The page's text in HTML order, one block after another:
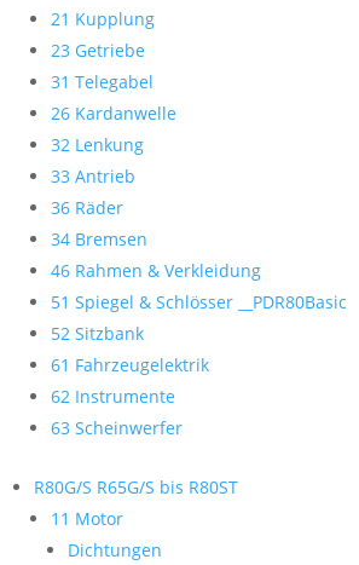
21 Kupplung
23 Getriebe
31 Telegabel
26 Kardanwelle
32 Lenkung
33 Antrieb
36 Räder
34 Bremsen
46 Rahmen & Verkleidung
51 Spiegel & Schlösser __PDR80Basic
52 Sitzbank
61 Fahrzeugelektrik
62 Instrumente
63 Scheinwerfer
R80G/S R65G/S bis R80ST
11 Motor
Dichtungen